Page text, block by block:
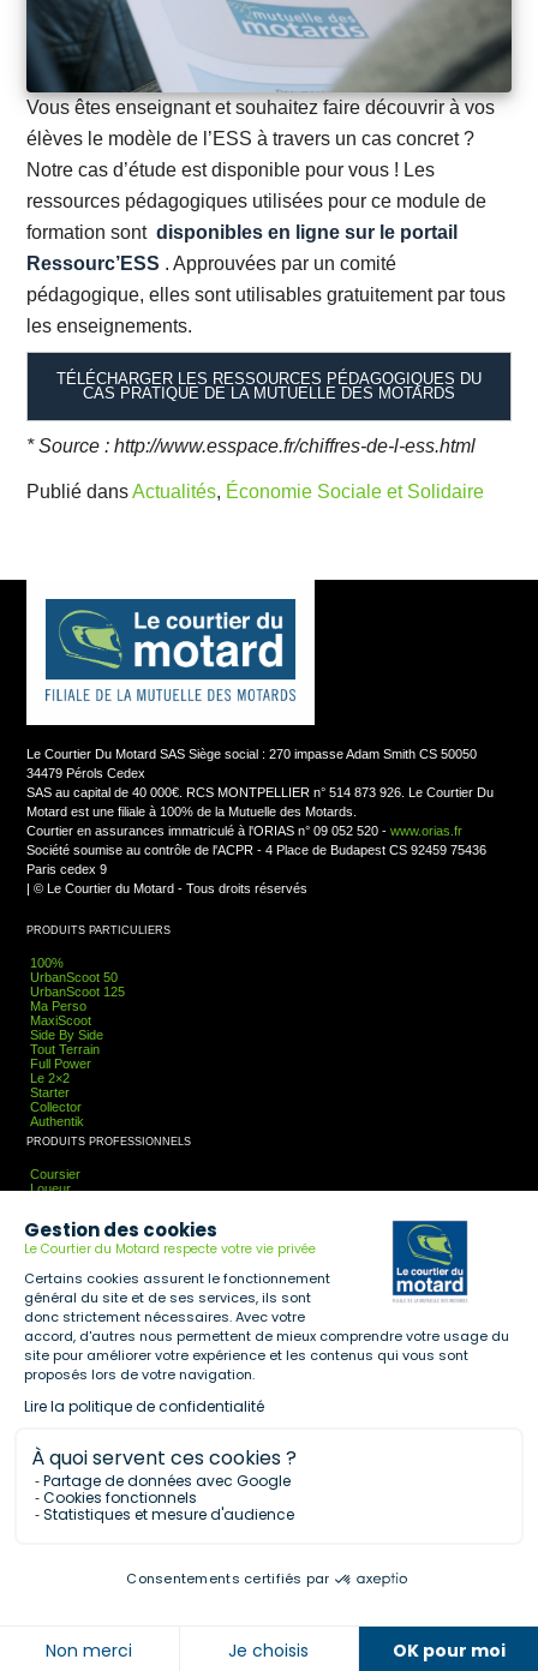
Vous êtes enseignant et souhaitez faire découvrir à vos
élèves le modèle de l’ESS à travers un cas concret ?
Notre cas d’étude est disponible pour vous ! Les
ressources pédagogiques utilisées pour ce module de
formation sont disponibles en ligne sur le portail
Ressourc’ESS . Approuvées par un comité
pédagogique, elles sont utilisables gratuitement par tous
les enseignements.
TÉLÉCHARGER LES RESSOURCES PÉDAGOGIQUES DU
CAS PRATIQUE DE LA MUTUELLE DES MOTARDS
* Source : http://www.esspace.fr/chiffres-de-l-ess.html
Publié dansActualités, Économie Sociale et Solidaire
Nous téléphoner
Une question, une demande, joignez nous par téléphone.
Nous écrire / nous rencontrer
Nous envoyer un email
Vous souhaitez nous écrire, vous pouvez envoyer un message
Demande de partenariat
Le Courtier Du Motard SAS Siège social : 270 impasse Adam Smith CS 50050
34479 Pérols Cedex
SAS au capital de 40 000€. RCS MONTPELLIER n° 514 873 926. Le Courtier Du
Motard est une filiale à 100% de la Mutuelle des Motards.
Courtier en assurances immatriculé à l'ORIAS n° 09 052 520 -www.orias.fr
Société soumise au contrôle de l'ACPR - 4 Place de Budapest CS 92459 75436
Paris cedex 9
|© Le Courtier du Motard - Tous droits réservés
PRODUITS PARTICULIERS
100%
UrbanScoot 50
UrbanScoot 125
Ma Perso
MaxiScoot
Side By Side
Tout Terrain
Full Power
Le 2×2
Starter
Collector
Authentik
PRODUITS PROFESSIONNELS
Coursier
Loueur
Association
Guideur
Accessoires
Plusieurs Niveaux De Couverture: RC, Vol Et Tous Risques
Assistance
Expertise Sur-Mesure
Protection Conducteur Solidaire
Casque Remboursé
Contact
Notre Politique De Protection De Données À Caractère Personnel
Cookies
Mentions Légales
Gestion des cookies
Le Courtier du Motard respecte votre vie privée
Certains cookies assurent le fonctionnement
général du site et de ses services, ils sont
donc strictement nécessaires. Avec votre
accord, d'autres nous permettent de mieux comprendre votre usage du
site pour améliorer votre expérience et les contenus qui vous sont
proposés lors de votre navigation.
Lire la politique de confidentialité
À quoi servent ces cookies ?
Partage de données avec Google
Cookies fonctionnels
Statistiques et mesure d'audience
Consentements certifiés par
Non merci Je choisis OK pour moi